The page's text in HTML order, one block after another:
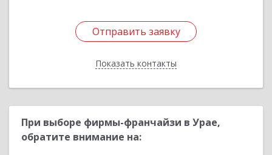
Отправить заявку
Показать контакты
Отправить заявку
Назад
При выборе фирмы-франчайзи в Урае,
обратите внимание на: